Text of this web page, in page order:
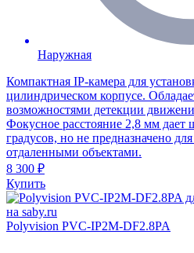
Наружная
Компактная IP-камера для
цилиндрическом корпусе.
возможностями детекции
Фокусное расстояние 2,8 мм дает
градусов, но не предназначено
отдаленными объектами.
8 300 ₽
Купить
Polyvision PVC-IP2M-DF2.8PA